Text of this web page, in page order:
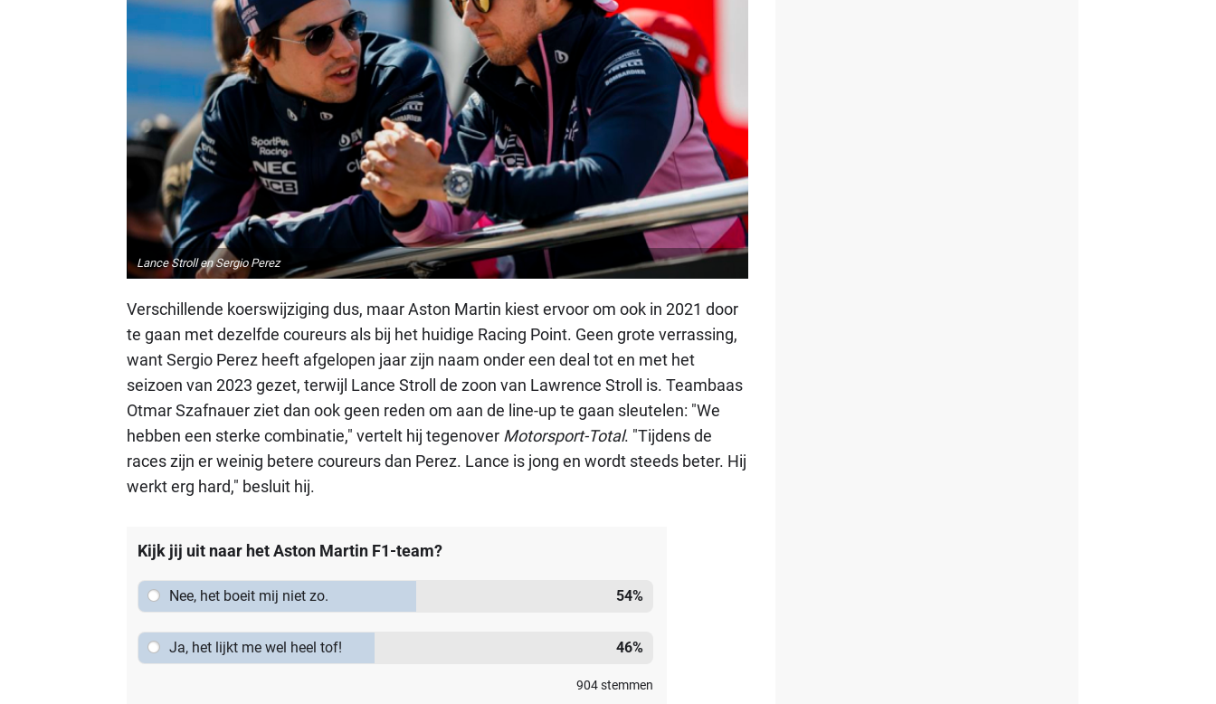
Lance Stroll en Sergio Perez
Verschillende koerswijziging dus, maar Aston Martin kiest ervoor om ook in 2021 door
te gaan met dezelfde coureurs als bij het huidige Racing Point. Geen grote verrassing,
want Sergio Perez heeft afgelopen jaar zijn naam onder een deal tot en met het
seizoen van 2023 gezet, terwijl Lance Stroll de zoon van Lawrence Stroll is. Teambaas
Otmar Szafnauer ziet dan ook geen reden om aan de line-up te gaan sleutelen: "We
hebben een sterke combinatie," vertelt hij tegenover Motorsport-Total. "Tijdens de
races zijn er weinig betere coureurs dan Perez. Lance is jong en wordt steeds beter. Hij
werkt erg hard," besluit hij.
Kijk jij uit naar het Aston Martin F1-team?
Nee, het boeit mij niet zo. 54%
Ja, het lijkt me wel heel tof! 46%
904stemmen